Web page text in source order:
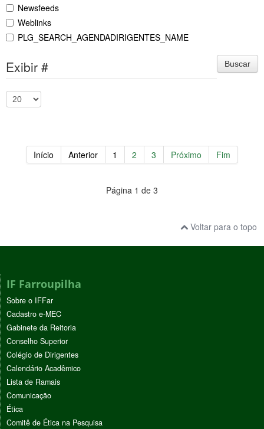
Newsfeeds
Weblinks
PLG_SEARCH_AGENDADIRIGENTES_NAME
Buscar
Exibir #
Início Anterior 1 2 3 Próximo Fim
Página 1 de 3
Voltar para o topo
IF Farroupilha
Sobre o IFFar
Cadastro e-MEC
Gabinete da Reitoria
Conselho Superior
Colégio de Dirigentes
Calendário Acadêmico
Lista de Ramais
Comunicação
Ética
Comitê de Ética na Pesquisa